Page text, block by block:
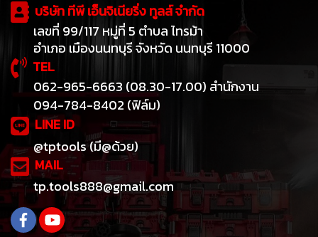
บริษัท ทีพี เอ็นจิเนียริ่ง ทูลส์ จำกัด
เลขที่ 99/117 หมู่ที่ 5 ตำบล ไทรม้า
อำเภอ เมืองนนทบุรี จังหวัด นนทบุรี 11000
TEL
062-965-6663 (08.30-17.00) สำนักงาน
094-784-8402 (ฟิล์ม)
LINE ID
@tptools (มี@ด้วย)
MAIL
tp.tools888@gmail.com